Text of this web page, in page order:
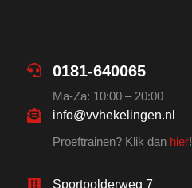
0181-640065
Ma-Za: 10:00 – 20:00
info@vvhekelingen.nl
Proeftrainen? Klik dan hier!
Sportpolderweg 7